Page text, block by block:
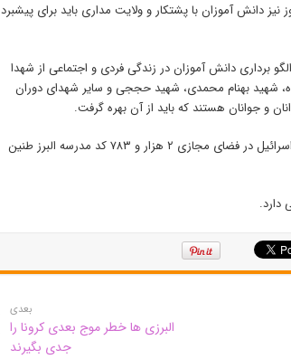
امید امام بودند و امروز نیز دانش آموزان با پشتکار و ولایت مداری باید برای پیشبرد
برداری دانش آموزان در زندگی فردی و اجتماعی از شهدا
شهید بهنام محمدی، شهید حججی و سایر شهدای دوران
و جوانان هستند که باید از آن بهره گرفت.
فهمیده تاکید کرد: امروز صدای مرگ بر آمریکا و مرگ بر اسرائیل در فضای مجازی ۲ هزار و ۷۸۳ کد مدرسه البرز طنین
بعدی
البرزی ها خطر موج بعدی کرونا را
جدی بگیرند